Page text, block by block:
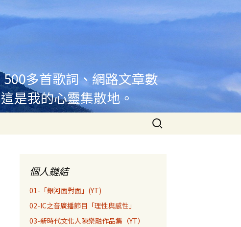
多首歌詞、網路文章數
是我的心靈集散地。
搜
尋
個人鏈結
01-「銀河面對面」(YT)
02-IC之音廣播節目「理性與感性」
03-新時代文化人陳樂融作品集（YT）